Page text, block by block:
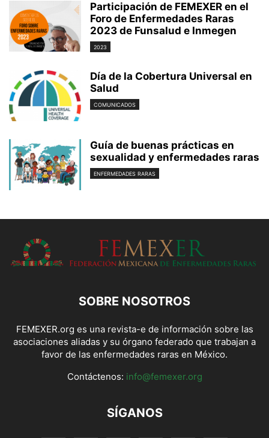
Participación de FEMEXER en el
Foro de Enfermedades Raras
2023 de Funsalud e Inmegen
2023
Día de la Cobertura Universal en
Salud
COMUNICADOS
Guía de buenas prácticas en
sexualidad y enfermedades raras
ENFERMEDADES RARAS
SOBRE NOSOTROS
FEMEXER.org es una revista-e de información sobre las
asociaciones aliadas y su órgano federado que trabajan a
favor de las enfermedades raras en México.
Contáctenos: info@femexer.org
SÍGANOS